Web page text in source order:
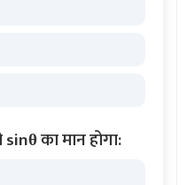
का मान होगा: